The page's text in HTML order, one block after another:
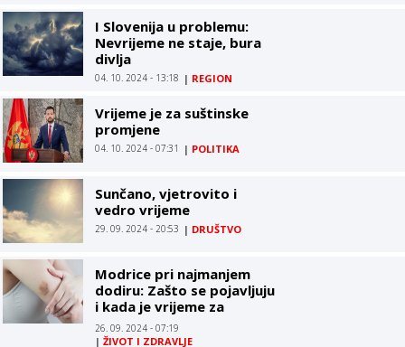
I Slovenija u problemu:
Nevrijeme ne staje, bura
divlja
04. 10. 2024 - 13:18 | REGION
Vrijeme je za suštinske
promjene
04. 10. 2024 - 07:31 | POLITIKA
Sunčano, vjetrovito i
vedro vrijeme
29. 09. 2024 - 20:53 | DRUŠTVO
Modrice pri najmanjem
dodiru: Zašto se pojavljuju
i kada je vrijeme za
paniku?
26. 09. 2024 - 07:19
| ŽIVOT I ZDRAVLJE